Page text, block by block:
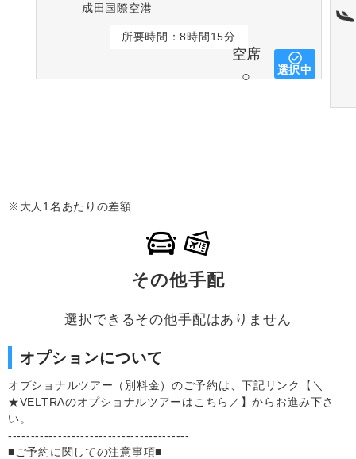
成田国際空港
所要時間：8時間15分
空席
○
選択中
※大人1名あたりの差額
その他手配
選択できるその他手配はありません
オプションについて
オプショナルツアー（別料金）のご予約は、下記リンク【＼
★VELTRAのオプショナルツアーはこちら／】からお進み下さ
い。
----------------------------------------
■ご予約に関しての注意事項■